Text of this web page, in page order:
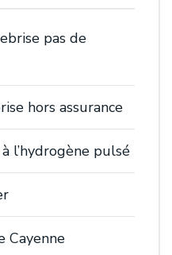
pas de
hors assurance
l’hydrogène pulsé
Cayenne